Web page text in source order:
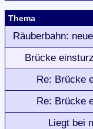
Thema
Räuberbahn:
Brücke
Re: Brücke
Re: Brücke
Liegt bei